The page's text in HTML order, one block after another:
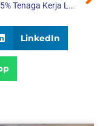
Soroti 85% Tenaga Kerja Lulusan SMA, Menaker Yassierli Ajak Alumni ITB Perkuat Kualitas SDM
LinkedIn